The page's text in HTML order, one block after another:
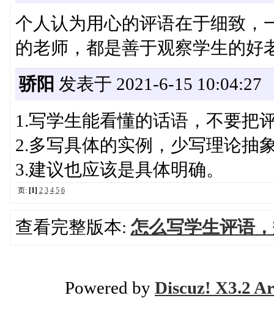
个人认为用心的评语在于细致，
的老师，都是善于观察学生的好
骄阳 发表于 2021-6-15 10:04:27
1.写学生能看懂的话语，不要把
2.多写具体的实例，少写理论抽
3.建议也应该是具体明确。
页: [1] 2 3 4 5 6
查看完整版本: 怎么写学生评语
Powered by Discuz! X3.2